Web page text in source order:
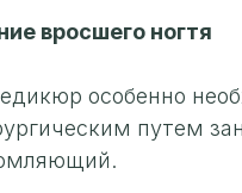
вросшего ногтя
особенно
путем